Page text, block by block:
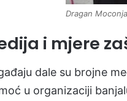
Dragan Moconja
i mjere
dale su brojne
u organizaciji